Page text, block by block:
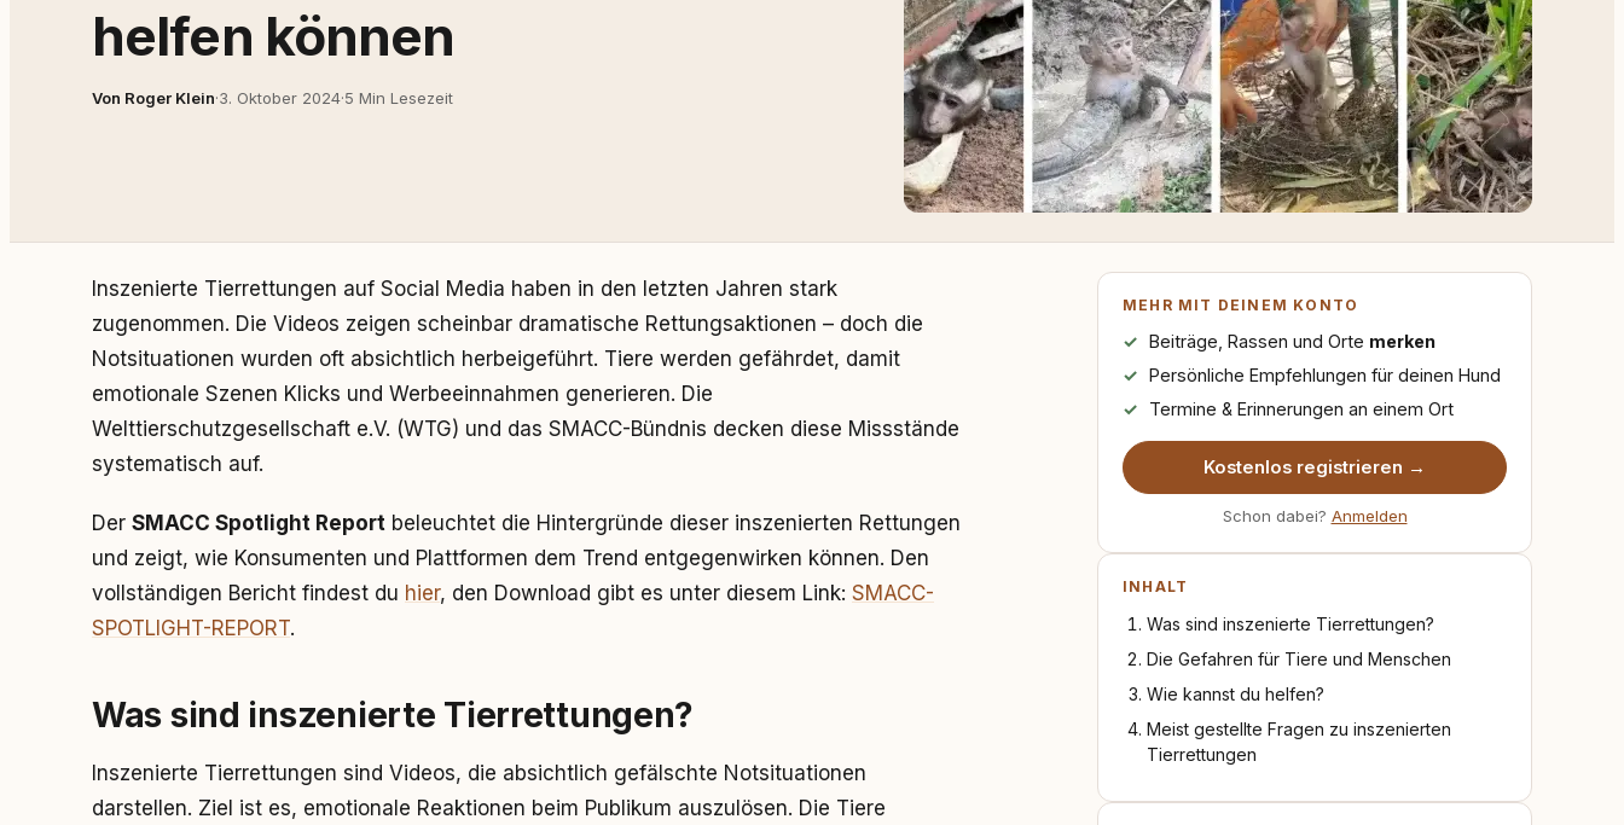
helfen können
Von Roger Klein·3. Oktober 2024·5 Min Lesezeit
Inszenierte Tierrettungen auf Social Media haben in den letzten Jahren stark
zugenommen. Die Videos zeigen scheinbar dramatische Rettungsaktionen – doch die
Notsituationen wurden oft absichtlich herbeigeführt. Tiere werden gefährdet, damit
emotionale Szenen Klicks und Werbeeinnahmen generieren. Die
Welttierschutzgesellschaft e.V. (WTG) und das SMACC-Bündnis decken diese Missstände
systematisch auf.
Der SMACC Spotlight Report beleuchtet die Hintergründe dieser inszenierten Rettungen
und zeigt, wie Konsumenten und Plattformen dem Trend entgegenwirken können. Den
vollständigen Bericht findest du hier, den Download gibt es unter diesem Link: SMACC-
SPOTLIGHT-REPORT.
Was sind inszenierte Tierrettungen?
Inszenierte Tierrettungen sind Videos, die absichtlich gefälschte Notsituationen
darstellen. Ziel ist es, emotionale Reaktionen beim Publikum auszulösen. Die Tiere
MEHR MIT DEINEM KONTO
Beiträge, Rassen und Orte merken
Persönliche Empfehlungen für deinen Hund
Termine & Erinnerungen an einem Ort
Kostenlos registrieren →
Schon dabei? Anmelden
INHALT
Was sind inszenierte Tierrettungen?
Die Gefahren für Tiere und Menschen
Wie kannst du helfen?
Meist gestellte Fragen zu inszenierten
Tierrettungen